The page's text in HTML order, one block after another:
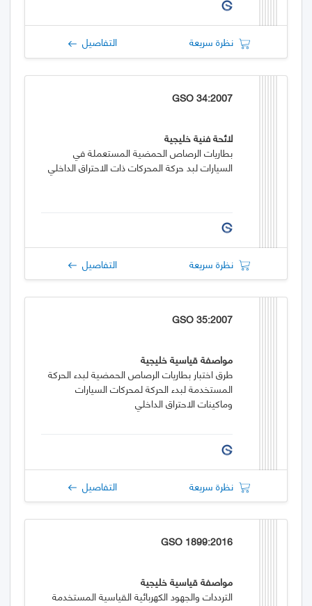
نظرة سريعة التفاصيل
GSO 34:2007
لائحة فنية خليجية
بطاريات الرصاص الحمضية المستعملة في
السيارات لبد حركة المحركات ذات الاحتراق الداخلي
نظرة سريعة التفاصيل
GSO 35:2007
مواصفة قياسية خليجية
طرق اختبار بطاريات الرصاص الحمضية لبدء الحركة
المستخدمة لبدء الحركة لمحركات السيارات
وماكينات الاحتراق الداخلي
نظرة سريعة التفاصيل
GSO 1899:2016
مواصفة قياسية خليجية
الترددات والجهود الكهربائية القياسية المستخدمة